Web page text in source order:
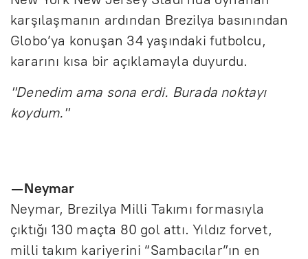
karşılaşmanın ardından Brezilya basınından
Globo’ya konuşan 34 yaşındaki futbolcu,
kararını kısa bir açıklamayla duyurdu.
"Denedim ama sona erdi. Burada noktayı
koydum."
— Neymar
Neymar, Brezilya Milli Takımı formasıyla
çıktığı 130 maçta 80 gol attı. Yıldız forvet,
milli takım kariyerini “Sambacılar”ın en